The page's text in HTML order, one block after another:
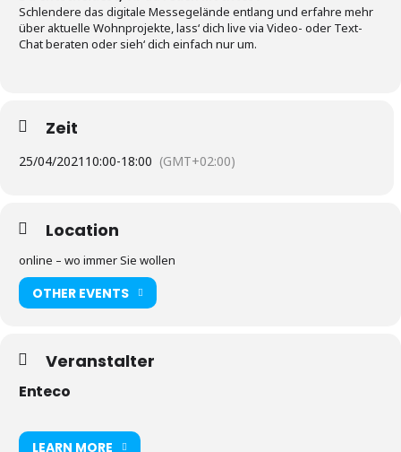
Schlendere das digitale Messegelände entlang und erfahre mehr
über aktuelle Wohnprojekte, lass‘ dich live via Video- oder Text-
Chat beraten oder sieh‘ dich einfach nur um.
Zeit
25/04/2021 10:00-18:00 (GMT+02:00)
Location
online – wo immer Sie wollen
OTHER EVENTS
Veranstalter
Enteco
LEARN MORE